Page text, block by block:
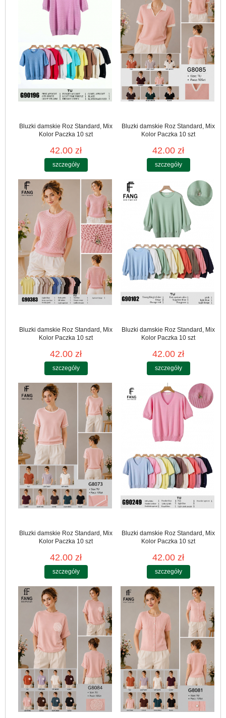
Bluzki damskie Roz Standard, Mix
Kolor Paczka 10 szt
42.00 zł
szczegóły
Bluzki damskie Roz Standard, Mix
Kolor Paczka 10 szt
42.00 zł
szczegóły
Bluzki damskie Roz Standard, Mix
Kolor Paczka 10 szt
42.00 zł
szczegóły
Bluzki damskie Roz Standard, Mix
Kolor Paczka 10 szt
42.00 zł
szczegóły
Bluzki damskie Roz Standard, Mix
Kolor Paczka 10 szt
42.00 zł
szczegóły
Bluzki damskie Roz Standard, Mix
Kolor Paczka 10 szt
42.00 zł
szczegóły